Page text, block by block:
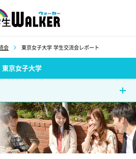
会 東京女子大学 学生交流会レポート
東京女子大学